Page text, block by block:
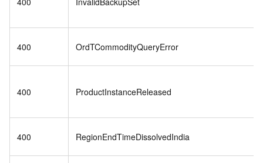
400 OrdTCommodityQueryError
400 ProductInstanceReleased
400 RegionEndTimeDissolvedIndia